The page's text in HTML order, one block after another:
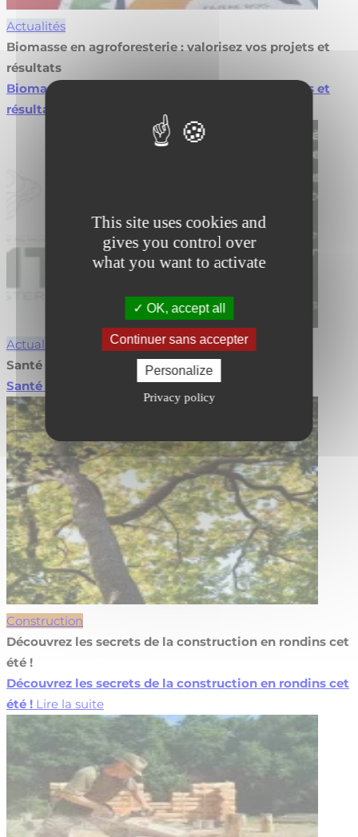
This site uses cookies and
gives you control over
what you want to activate
OK, accept all
Continuer sans accepter
Personalize
Privacy policy
Actualités
Biomasse en agroforesterie : valorisez vos projets et
résultats
Biomasse en agroforesterie : valorisez vos projets et
résultats
Actualités
Santé des forêts et canicule de juin
Santé des forêts et canicule de juin
Construction
Découvrez les secrets de la construction en rondins cet
été !
Découvrez les secrets de la construction en rondins cet
été ! Lire la suite